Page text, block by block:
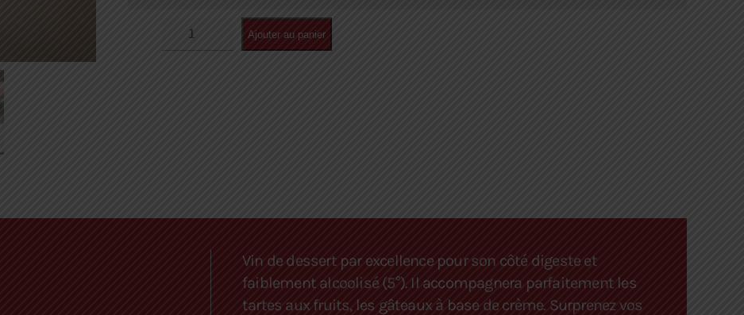
quantité
de
Ajouter au panier
Vin de dessert par excellence pour son côté digeste et
faiblement alcoolisé (5°). Il accompagnera parfaitement les
tartes aux fruits, les gâteaux à base de crème. Surprenez vos